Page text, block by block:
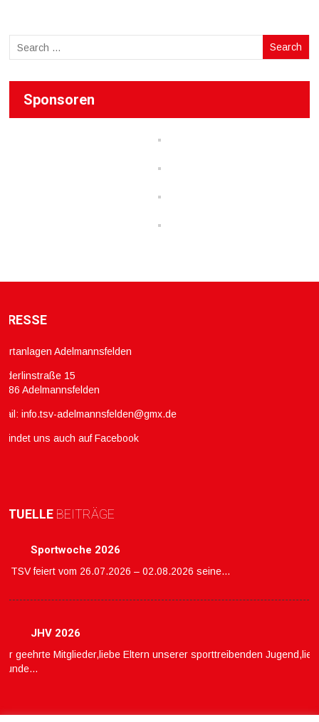
Sponsoren
Adelmannsfelden
15
Adelmannsfelden
info.tsv-adelmannsfelden@gmx.de
findet uns auch auf Facebook
BEITRÄGE
Sportwoche 2026
TSV feiert vom 26.07.2026 – 02.08.2026 seine…
JHV 2026
geehrte Mitglieder,liebe Eltern unserer sporttreibenden